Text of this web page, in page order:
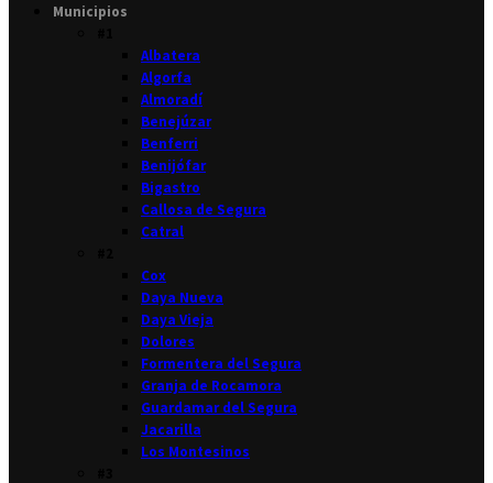
Municipios
Albatera
Algorfa
Almoradí
Benejúzar
Benferri
Benijófar
Bigastro
Callosa de Segura
Catral
Cox
Daya Nueva
Daya Vieja
Dolores
Formentera del Segura
Granja de Rocamora
Guardamar del Segura
Jacarilla
Los Montesinos